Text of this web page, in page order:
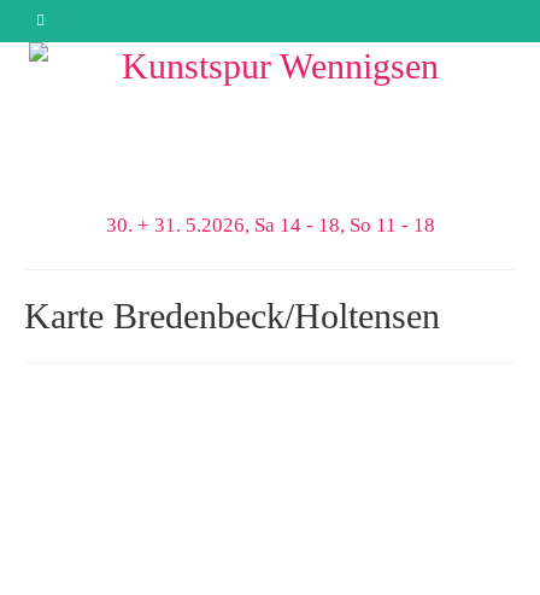
30. + 31. 5.2026, Sa 14 - 18, So 11 - 18
Karte Bredenbeck/Holtensen